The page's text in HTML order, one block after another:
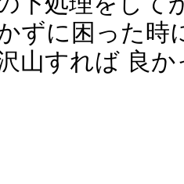
ずに困った時
山すれば 良